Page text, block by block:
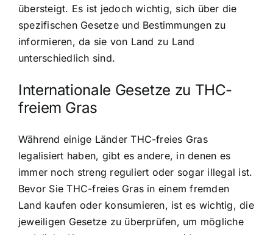
übersteigt. Es ist jedoch wichtig, sich über die
spezifischen Gesetze und Bestimmungen zu
informieren, da sie von Land zu Land
unterschiedlich sind.
Internationale Gesetze zu THC-
freiem Gras
Während einige Länder THC-freies Gras
legalisiert haben, gibt es andere, in denen es
immer noch streng reguliert oder sogar illegal ist.
Bevor Sie THC-freies Gras in einem fremden
Land kaufen oder konsumieren, ist es wichtig, die
jeweiligen Gesetze zu überprüfen, um mögliche